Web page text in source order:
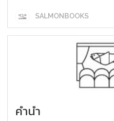
SALMONBOOKS
คำนำ